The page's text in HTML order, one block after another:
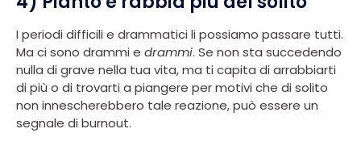
I periodi difficili e drammatici li possiamo passare tutti.
Ma ci sono drammi e drammi. Se non sta succedendo
nulla di grave nella tua vita, ma ti capita di arrabbiarti
di più o di trovarti a piangere per motivi che di solito
non innescherebbero tale reazione, può essere un
segnale di burnout.